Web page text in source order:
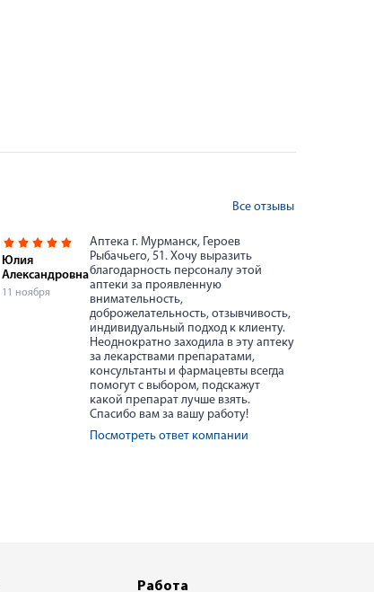
Все отзывы
Юлия
Александровна
11 ноября
Аптека г. Мурманск, Героев
Рыбачьего, 51. Хочу выразить
благодарность персоналу этой
аптеки за проявленную
внимательность,
доброжелательность, отзывчивость,
индивидуальный подход к клиенту.
Неоднократно заходила в эту аптеку
за лекарствами препаратами,
консультанты и фармацевты всегда
помогут с выбором, подскажут
какой препарат лучше взять.
Спасибо вам за вашу работу!
Посмотреть ответ компании
Работа